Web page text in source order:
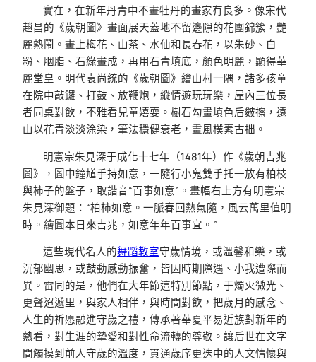
實在，在新年丹青中不畫牡丹的畫家有良多。像宋代
趙昌的《歲朝圖》畫面展天蓋地不留邊隙的花團錦簇，艷
麗熱鬧。畫上梅花、山茶、水仙和長春花，以朱砂、白
粉、胭脂、石綠畫成，再用石青填底，顏色明麗，顯得華
麗堂皇。明代袁尚統的《歲朝圖》繪山村一隅，諸多孩童
在院中敲鑼、打鼓、放鞭炮，縱情遊玩玩樂，屋內三位長
者同桌對飲，不雅看兒童嬉耍。樹石勾畫填色后皴擦，遠
山以花青淡淡涂染，筆法穩健衰老，畫風樸素古拙。
明憲宗朱見深于成化十七年（1481年）作《歲朝吉兆
圖》，圖中鐘馗手持如意，一隨行小鬼雙手托一放有柏枝
與柿子的盤子，取諧音“百事如意”。畫幅右上方有明憲宗
朱見深御題：“柏柿如意。一脈春回熱氣隨，風云萬里值明
時。繪圖本日來吉兆，如意年年百事宜。”
這些現代名人的舞蹈教室守歲情境，或溫馨和樂，或
沉郁幽思，或鼓動感動振奮，皆因時期際遇、小我遭際而
異。雷同的是，他們在大年節這特別節點，于燭火微光、
更聲迢遞里，與家人相伴，與時間對飲，把歲月的感念、
人生的祈愿融進守歲之禮，傳承著華夏平易近族對新年的
熱看，對生涯的摯愛和對性命流轉的尊敬。讓后世在文字
間觸摸到前人守歲的溫度，貫通歲序更迭中的人文情懷與